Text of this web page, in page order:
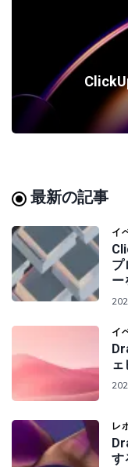
最新の記事
イ
プ
ー
イ
ェ
レ
す